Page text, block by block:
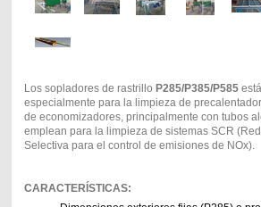
Los sopladores de rastrillo P285/P385/P585
especialmente para la limpieza de
de economizadores, principalmente con tubos
emplean para la limpieza de sistemas SCR
Selectiva para el control de emisiones de NOx).
CARACTERÍSTICAS: